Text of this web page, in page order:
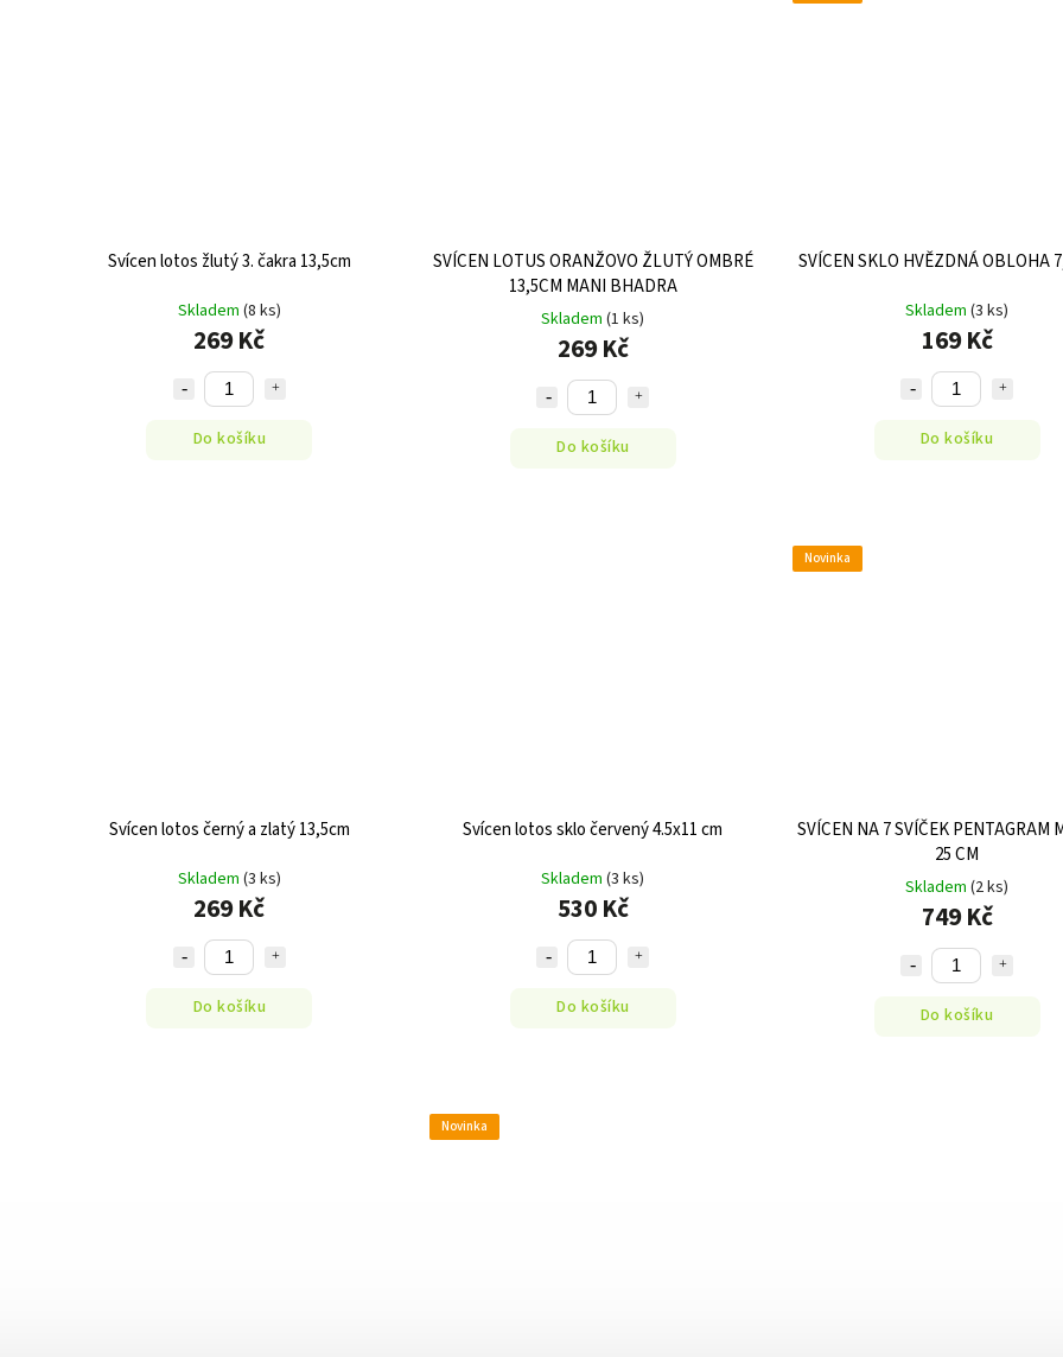
Svícen lotos žlutý 3. čakra 13,5cm
Skladem (8 ks)
269 Kč
Do košíku
SVÍCEN LOTUS ORANŽOVO ŽLUTÝ OMBRÉ
13,5CM MANI BHADRA
Skladem(1 ks)
269 Kč
Do košíku
SVÍCEN SKLO HVĚZDNÁ OBLOHA
Skladem(3 ks)
169 Kč
Do košíku
Svícen lotos černý a zlatý 13,5cm
Skladem (3 ks)
269 Kč
Do košíku
Svícen lotos sklo červený 4.5x11 cm
Skladem(3 ks)
530 Kč
Do košíku
Novinka
SVÍCEN NA 7 SVÍČEK PENTAGRAM
25 CM
Skladem(2 ks)
749 Kč
Do košíku
Novinka